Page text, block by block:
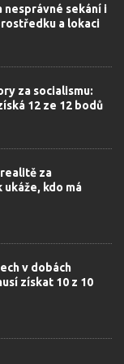
nesprávné sekání i
a lokaci
za socialismu:
12 ze 12 bodů
za
kdo má
v dobách
získat 10 z 10